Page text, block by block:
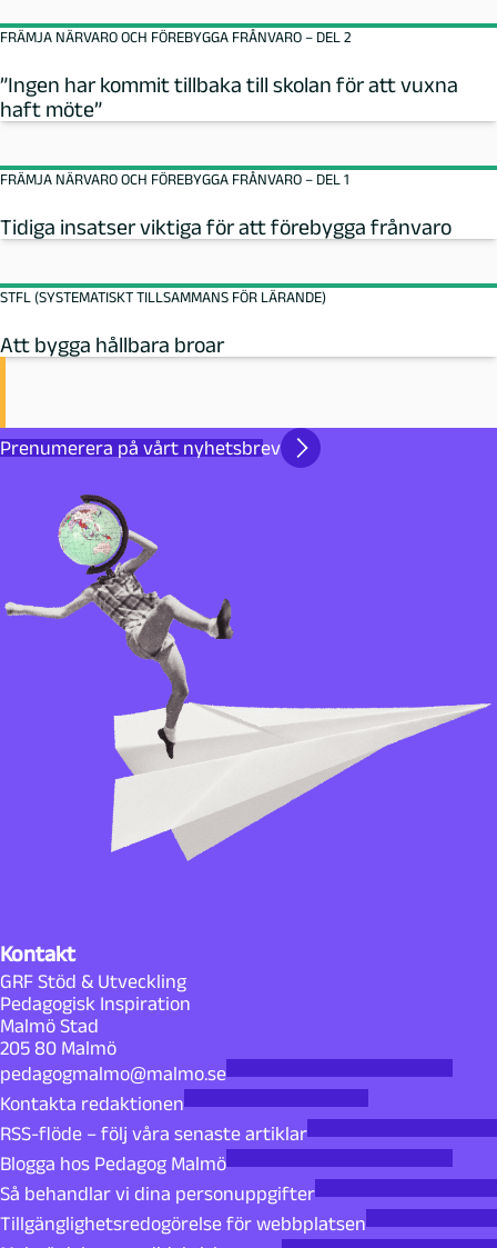
FRÄMJA NÄRVARO OCH FÖREBYGGA FRÅNVARO – DEL 2
”Ingen har kommit tillbaka till skolan för att vuxna
haft möte”
FRÄMJA NÄRVARO OCH FÖREBYGGA FRÅNVARO – DEL 1
Tidiga insatser viktiga för att förebygga frånvaro
STFL (SYSTEMATISKT TILLSAMMANS FÖR LÄRANDE)
Att bygga hållbara broar
Prenumerera på vårt nyhetsbrev
Kontakt
GRF Stöd & Utveckling
Pedagogisk Inspiration
Malmö Stad
205 80 Malmö
pedagogmalmo@malmo.se
Kontakta redaktionen
RSS-flöde – följ våra senaste artiklar
Blogga hos Pedagog Malmö
Så behandlar vi dina personuppgifter
Tillgänglighetsredogörelse för webbplatsen